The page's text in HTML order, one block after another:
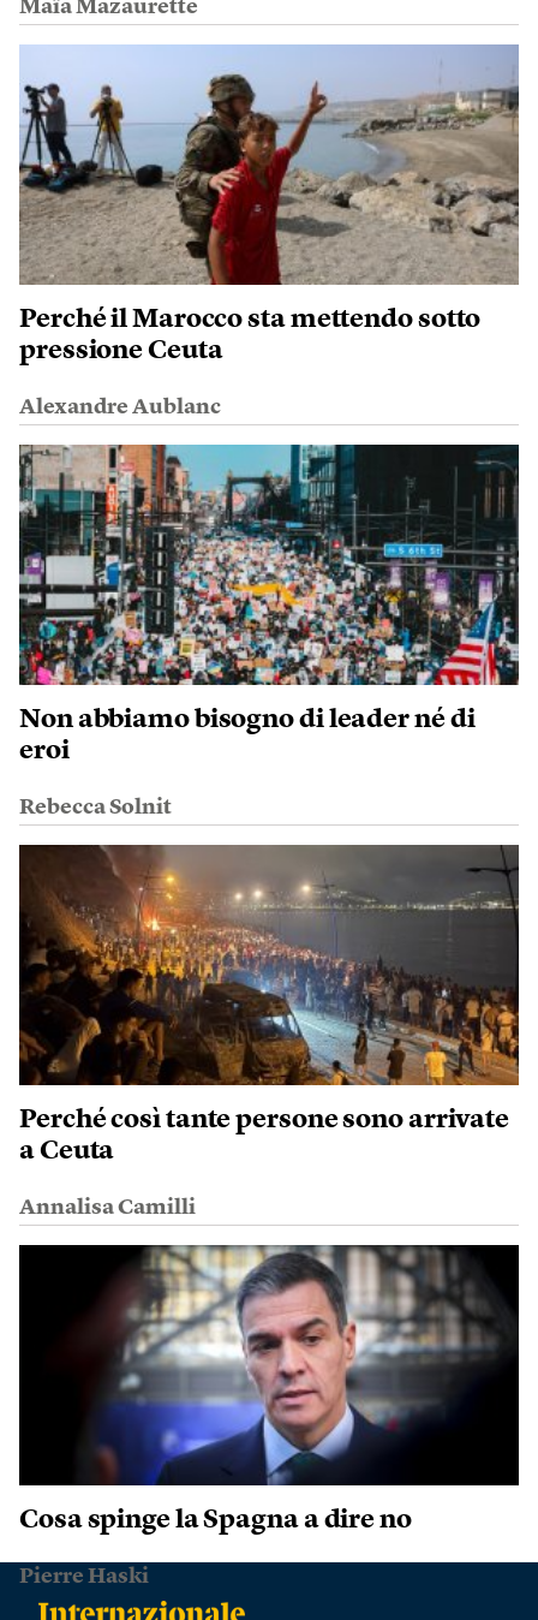
Maïa Mazaurette
Perché il Marocco sta mettendo sotto
pressione Ceuta
Alexandre Aublanc
Non abbiamo bisogno di leader né di
eroi
Rebecca Solnit
Perché così tante persone sono arrivate
a Ceuta
Annalisa Camilli
Cosa spinge la Spagna a dire no
Pierre Haski